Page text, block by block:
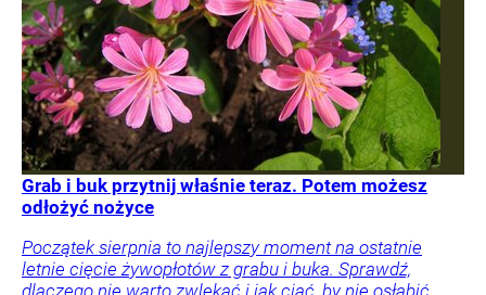
Grab i buk przytnij właśnie teraz. Potem możesz
odłożyć nożyce
Początek sierpnia to najlepszy moment na ostatnie
letnie cięcie żywopłotów z grabu i buka. Sprawdź,
dlaczego nie warto zwlekać i jak ciąć, by nie osłabić